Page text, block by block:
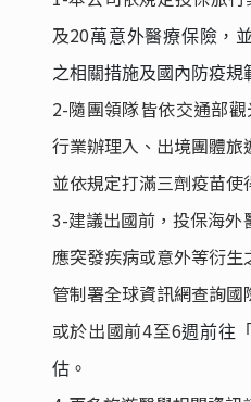
及20萬意外醫療保險，
之相關措施及國內防疫規
2-隨團領隊皆依交通部
行業辦理入、出境團體旅
並依規定打滿三劑疫苗使
3-建議出國前，投保海
應突發疾病或意外等衍
管制署全球資訊網查詢國
或於出國前4至6週前往
估。